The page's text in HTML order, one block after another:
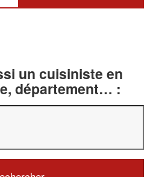
un cuisiniste en
département… :